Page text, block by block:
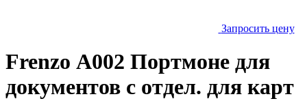
Запросить цену
Frenzo А002 Портмоне для
документов с отдел. для карт